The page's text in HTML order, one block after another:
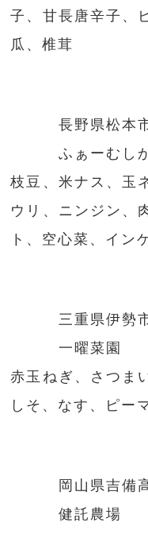
子、甘長唐辛子、
瓜、椎茸
長野県松本
ふぁーむし
枝豆、米ナス、玉
ウリ、ニンジン、
ト、空心菜、イン
三重県伊勢
一曜菜園
赤玉ねぎ、さつま
しそ、なす、ピー
岡山県吉備
健託農場